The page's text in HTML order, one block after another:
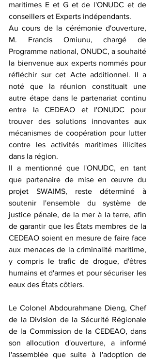
maritimes E et G et de l'ONUDC et de
conseillers et Experts indépendants.
Au cours de la cérémonie d'ouverture,
M. Francis Omiunu, chargé de
Programme national, ONUDC, a souhaité
la bienvenue aux experts nommés pour
réfléchir sur cet Acte additionnel. Il a
noté que la réunion constituait une
autre étape dans le partenariat continu
entre la CEDEAO et l'ONUDC pour
trouver des solutions innovantes aux
mécanismes de coopération pour lutter
contre les activités maritimes illicites
dans la région.
Il a mentionné que l'ONUDC, en tant
que partenaire de mise en œuvre du
projet SWAIMS, reste déterminé à
soutenir l'ensemble du système de
justice pénale, de la mer à la terre, afin
de garantir que les États membres de la
CEDEAO soient en mesure de faire face
aux menaces de la criminalité maritime,
y compris le trafic de drogue, d'êtres
humains et d'armes et pour sécuriser les
eaux des États côtiers.
Le Colonel Abdourahmane Dieng, Chef
de la Division de la Sécurité Régionale
de la Commission de la CEDEAO, dans
son allocution d'ouverture, a informé
l'assemblée que suite à l'adoption de